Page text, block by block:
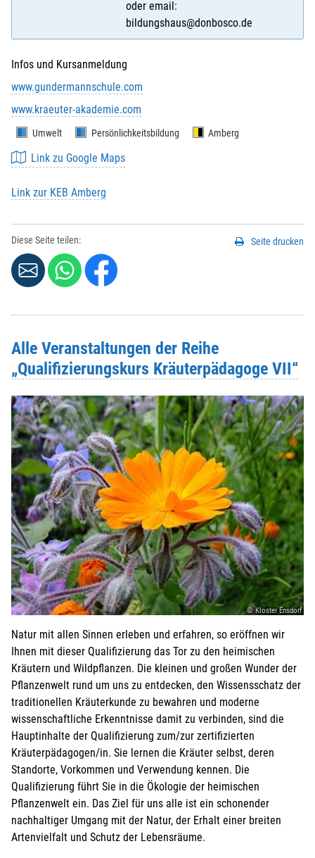
oder email:
bildungshaus@donbosco.de
Infos und Kursanmeldung
www.gundermannschule.com
www.kraeuter-akademie.com
Umwelt Persönlichkeitsbildung Amberg
Link zu Google Maps
Link zur KEB Amberg
Diese Seite teilen: Seite drucken
Alle Veranstaltungen der Reihe
„Qualifizierungskurs Kräuterpädagoge VII“
© Kloster Ensdorf
Natur mit allen Sinnen erleben und erfahren, so eröffnen wir
Ihnen mit dieser Qualifizierung das Tor zu den heimischen
Kräutern und Wildpflanzen. Die kleinen und großen Wunder der
Pflanzenwelt rund um uns zu entdecken, den Wissensschatz der
traditionellen Kräuterkunde zu bewahren und moderne
wissenschaftliche Erkenntnisse damit zu verbinden, sind die
Hauptinhalte der Qualifizierung zum/zur zertifizierten
Kräuterpädagogen/in. Sie lernen die Kräuter selbst, deren
Standorte, Vorkommen und Verwendung kennen. Die
Qualifizierung führt Sie in die Ökologie der heimischen
Pflanzenwelt ein. Das Ziel für uns alle ist ein schonender
nachhaltiger Umgang mit der Natur, der Erhalt einer breiten
Artenvielfalt und Schutz der Lebensräume.